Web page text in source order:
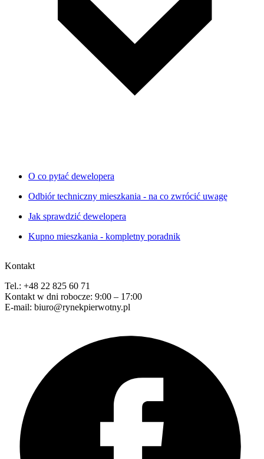
O co pytać dewelopera
Odbiór techniczny mieszkania - na co zwrócić uwagę
Jak sprawdzić dewelopera
Kupno mieszkania - kompletny poradnik
Kontakt
Tel.: +48 22 825 60 71
Kontakt w dni robocze: 9:00 – 17:00
E-mail: biuro@rynekpierwotny.pl